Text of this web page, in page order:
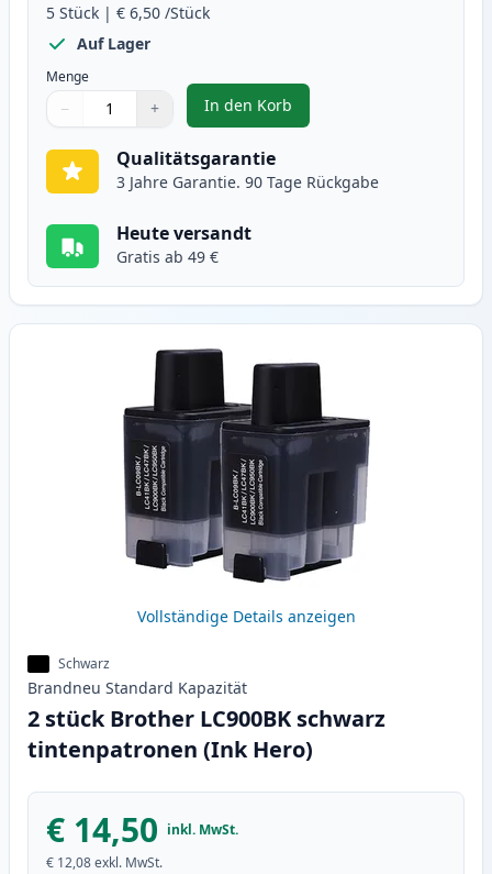
5 Stück | € 6,50 /Stück
Auf Lager
Menge
Verwenden Sie die Tasten, um anzupassen
− +
1
In den Korb
, 5 stück Brother LC900
Qualitätsgarantie
3 Jahre Garantie. 90 Tage Rückgabe
Heute versandt
Gratis ab 49 €
Vollständige Details anzeigen
Schwarz
Brandneu Standard Kapazität
2 stück Brother LC900BK schwarz
tintenpatronen (Ink Hero)
€ 14,50 inkl. MwSt.
€ 12,08exkl. MwSt.